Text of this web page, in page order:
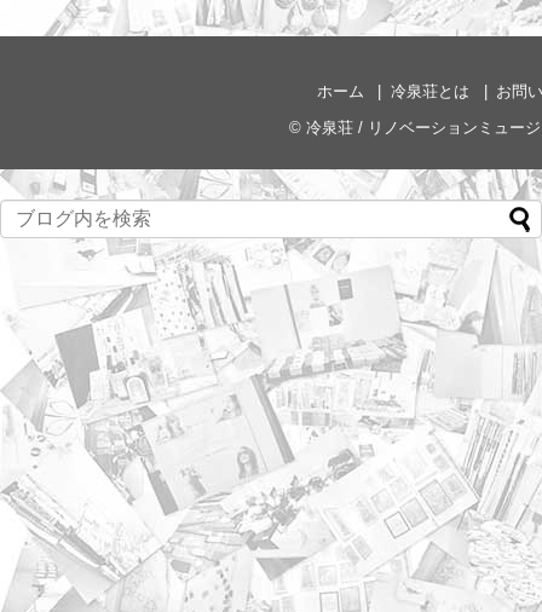
ホーム 冷泉荘とは
お問
© 冷泉荘 / リノベーションミュー